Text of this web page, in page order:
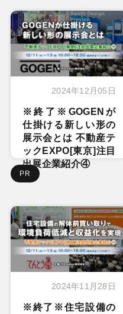
2024年12月05日
※終了※GOGENが
仕掛ける新しい形の
展示会とは 不動産テ
ックEXPO[東京]注目
出展企業紹介④
PR
2024年11月28日
※終了※住宅設備の